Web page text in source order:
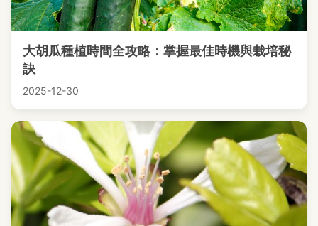
大胡瓜種植時間全攻略：掌握最佳時機與栽培秘
訣
2025-12-30